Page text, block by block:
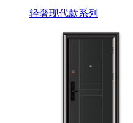
轻奢现代款系列